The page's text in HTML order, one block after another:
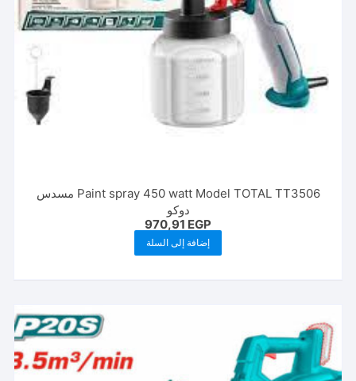
Paint spray 450 watt Model TOTAL TT3506 مسدس
دوكو
970,91 EGP
إضافة إلى السلة